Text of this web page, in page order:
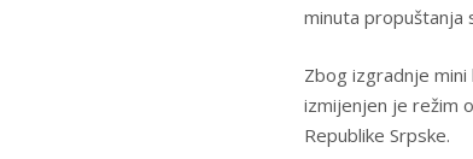
minuta propuštanja
Zbog izgradnje
izmijenjen je režim
Republike Srpske.